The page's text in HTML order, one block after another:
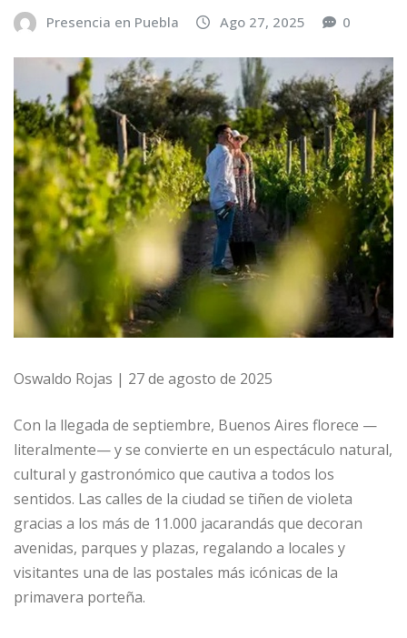
Presencia en Puebla Ago 27, 2025 0
Oswaldo Rojas | 27 de agosto de 2025
Con la llegada de septiembre, Buenos Aires florece —
literalmente— y se convierte en un espectáculo natural,
cultural y gastronómico que cautiva a todos los
sentidos. Las calles de la ciudad se tiñen de violeta
gracias a los más de 11.000 jacarandás que decoran
avenidas, parques y plazas, regalando a locales y
visitantes una de las postales más icónicas de la
primavera porteña.